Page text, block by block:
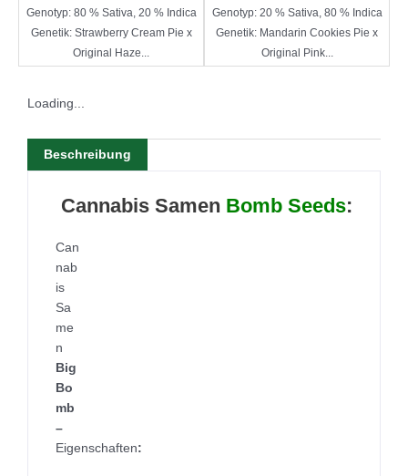
Genotyp: 80 % Sativa, 20 % Indica
Genetik: Strawberry Cream Pie x
Original Haze...
Genotyp: 20 % Sativa, 80 % Indica
Genetik: Mandarin Cookies Pie x
Original Pink...
Loading...
Beschreibung
Cannabis Samen Bomb Seeds:
Can
nab
is
Sa
me
n
Big
Bo
mb
–
Eigenschaften: